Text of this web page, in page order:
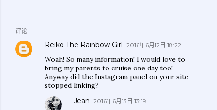
评论
Reiko The Rainbow Girl 2016年6月12日 18:22
Woah! So many information! I would love to
bring my parents to cruise one day too!
Anyway did the Instagram panel on your site
stopped linking?
Jean 2016年6月13日 13:19